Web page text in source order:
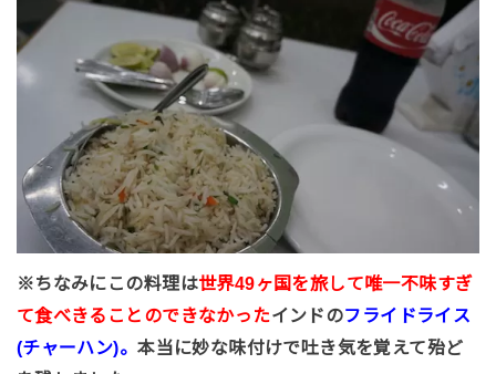
※ちなみにこの料理は世界49ヶ国を旅して唯一不味すぎ
て食べきることのできなかったインドのフライドライス
(チャーハン)。本当に妙な味付けで吐き気を覚えて殆ど